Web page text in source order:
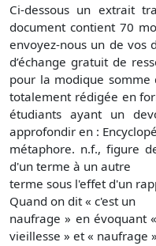
Ci-dessous un extrait
document contient 70
envoyez-nous un de vos
d’échange gratuit de
pour la modique somme
totalement rédigée en
étudiants ayant un
approfondir en :
métaphore. n.f., figure
d'un terme à un autre
terme sous l'effet d'un
Quand on dit « c'est un
naufrage » en évoquant
vieillesse » et « naufrage »